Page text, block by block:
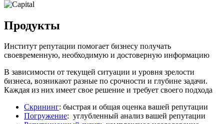
Продукты
Институт репутации помогает бизнесу получать
своевременную, необходимую и достоверную информацию
В зависимости от текущей ситуации и уровня зрелости
бизнеса, возникают разные по срочности и глубине задачи.
Каждая из них имеет свое решение и требует своего подхода
Скрининг: быстрая и общая оценка вашей репутации
Погружение: углубленный анализ вашей репутации